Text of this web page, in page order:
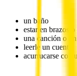
un baño
estar en brazos
una canción o
leerle un cuento
acurrucarse con